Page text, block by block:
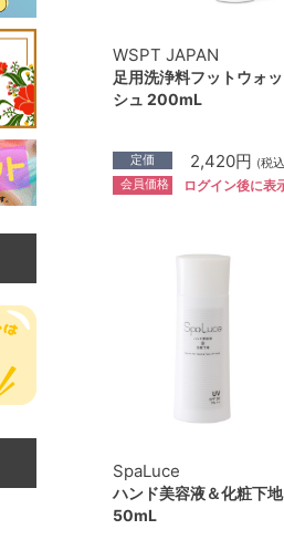
WSPT JAPAN
足用洗浄料フットウォッ
シュ 200mL
定価 2,420円 (税
会員価格 ログイン後に表
SpaLuce
ハンド美容液＆化粧下地
50mL